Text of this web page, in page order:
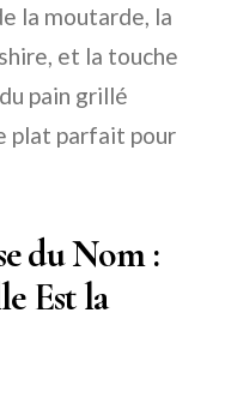
la moutarde, la
et la touche
pain grillé
plat parfait pour
du Nom :
Est la